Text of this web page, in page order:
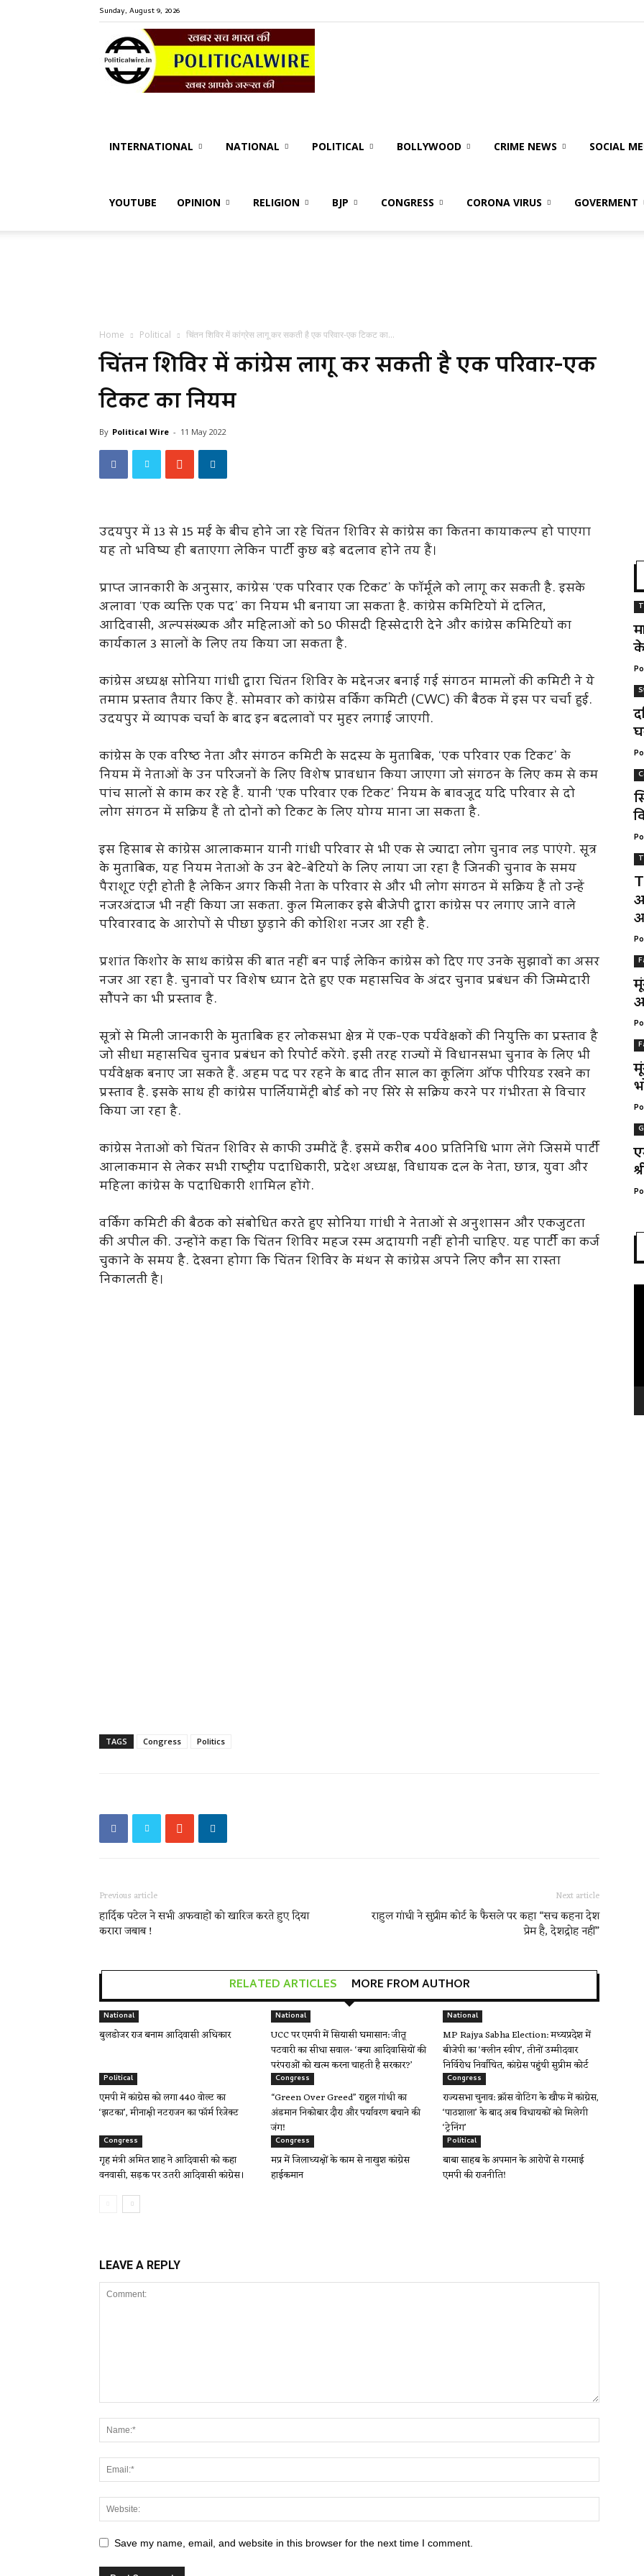
Sunday, August 9, 2026
INTERNATIONAL NATIONAL POLITICAL BOLLYWOOD CRIME NEWS SOCIAL
YOUTUBE OPINION RELIGION BJP CONGRESS CORONA VIRUS GOVERMENT
Home Political चिंतन शिविर में कांग्रेस लागू कर सकती है एक परिवार-एक टिकट का...
चिंतन शिविर में कांग्रेस लागू कर सकती है एक परिवार-एक
टिकट का नियम
By Political Wire - 11 May 2022
उदयपुर में 13 से 15 मई के बीच होने जा रहे चिंतन शिविर से कांग्रेस का कितना कायाकल्प हो पाएगा
यह तो भविष्य ही बताएगा लेकिन पार्टी कुछ बड़े बदलाव होने तय हैं।
प्राप्त जानकारी के अनुसार, कांग्रेस ‘एक परिवार एक टिकट’ के फॉर्मूले को लागू कर सकती है. इसके
अलावा ‘एक व्यक्ति एक पद’ का नियम भी बनाया जा सकता है. कांग्रेस कमिटियों में दलित,
आदिवासी, अल्पसंख्यक और महिलाओं को 50 फीसदी हिस्सेदारी देने और कांग्रेस कमिटियों का
कार्यकाल 3 सालों के लिए तय किया जा सकता है.
कांग्रेस अध्यक्ष सोनिया गांधी द्वारा चिंतन शिविर के मद्देनजर बनाई गई संगठन मामलों की कमिटी ने ये
तमाम प्रस्ताव तैयार किए हैं. सोमवार को कांग्रेस वर्किंग कमिटी (CWC) की बैठक में इस पर चर्चा हुई.
उदयपुर में व्यापक चर्चा के बाद इन बदलावों पर मुहर लगाई जाएगी.
कांग्रेस के एक वरिष्ठ नेता और संगठन कमिटी के सदस्य के मुताबिक, ‘एक परिवार एक टिकट’ के
नियम में नेताओं के उन परिजनों के लिए विशेष प्रावधान किया जाएगा जो संगठन के लिए कम से कम
पांच सालों से काम कर रहे हैं. यानी ‘एक परिवार एक टिकट’ नियम के बावजूद यदि परिवार से दो
लोग संगठन में सक्रिय हैं तो दोनों को टिकट के लिए योग्य माना जा सकता है.
इस हिसाब से कांग्रेस आलाकमान यानी गांधी परिवार से भी एक से ज्यादा लोग चुनाव लड़ पाएंगे. सूत्र
के मुताबिक, यह नियम नेताओं के उन बेटे-बेटियों के लिए लाया जा रहा है जिनकी चुनाव के समय
पैराशूट एंट्री होती है लेकिन अगर किसी नेता के परिवार से और भी लोग संगठन में सक्रिय हैं तो उन्हें
नजरअंदाज भी नहीं किया जा सकता. कुल मिलाकर इसे बीजेपी द्वारा कांग्रेस पर लगाए जाने वाले
परिवारवाद के आरोपों से पीछा छुड़ाने की कोशिश नजर आ रही है.
प्रशांत किशोर के साथ कांग्रेस की बात नहीं बन पाई लेकिन कांग्रेस को दिए गए उनके सुझावों का असर
नजर आ रहा है. चुनावों पर विशेष ध्यान देते हुए एक महासचिव के अंदर चुनाव प्रबंधन की जिम्मेदारी
सौंपने का भी प्रस्ताव है.
सूत्रों से मिली जानकारी के मुताबिक हर लोकसभा क्षेत्र में एक-एक पर्यवेक्षकों की नियुक्ति का प्रस्ताव है
जो सीधा महासचिव चुनाव प्रबंधन को रिपोर्ट करेंगे. इसी तरह राज्यों में विधानसभा चुनाव के लिए भी
पर्यवेक्षक बनाए जा सकते हैं. अहम पद पर रहने के बाद तीन साल का कूलिंग ऑफ पीरियड रखने का
प्रस्ताव है. इसके साथ ही कांग्रेस पार्लियामेंट्री बोर्ड को नए सिरे से सक्रिय करने पर गंभीरता से विचार
किया जा रहा है.
कांग्रेस नेताओं को चिंतन शिविर से काफी उम्मीदें हैं. इसमें करीब 400 प्रतिनिधि भाग लेंगे जिसमें पार्टी
आलाकमान से लेकर सभी राष्ट्रीय पदाधिकारी, प्रदेश अध्यक्ष, विधायक दल के नेता, छात्र, युवा और
महिला कांग्रेस के पदाधिकारी शामिल होंगे.
वर्किंग कमिटी की बैठक को संबोधित करते हुए सोनिया गांधी ने नेताओं से अनुशासन और एकजुटता
की अपील की. उन्होंने कहा कि चिंतन शिविर महज रस्म अदायगी नहीं होनी चाहिए. यह पार्टी का कर्ज
चुकाने के समय है. देखना होगा कि चिंतन शिविर के मंथन से कांग्रेस अपने लिए कौन सा रास्ता
निकालती है।
TAGS Congress Politics
Previous article
हार्दिक पटेल ने सभी अफवाहों को खारिज करते हुए दिया
करारा जबाब !
Next article
राहुल गांधी ने सुप्रीम कोर्ट के फैसले पर कहा “सच कहना देश
प्रेम है, देशद्रोह नहीं”
RELATED ARTICLES MORE FROM AUTHOR
National
बुलडोजर राज बनाम आदिवासी अधिकार
National
UCC पर एमपी में सियासी घमासान: जीतू
पटवारी का सीधा सवाल- ‘क्या आदिवासियों की
परंपराओं को खत्म करना चाहती है सरकार?’
National
MP Rajya Sabha Election: मध्यप्रदेश में
बीजेपी का ‘क्लीन स्वीप’, तीनों उम्मीदवार
निर्विरोध निर्वाचित, कांग्रेस पहुंची सुप्रीम कोर्ट
Political
एमपी में कांग्रेस को लगा 440 वोल्ट का
‘झटका’, मीनाक्षी नटराजन का फॉर्म रिजेक्ट
Congress
“Green Over Greed” राहुल गांधी का
अंडमान निकोबार दौरा और पर्यावरण बचाने की
जंग!
Congress
राज्यसभा चुनाव: क्रॉस वोटिंग के खौफ में कांग्रेस,
‘पाठशाला’ के बाद अब विधायकों को मिलेगी
‘ट्रेनिंग’
Congress
गृह मंत्री अमित शाह ने आदिवासी को कहा
वनवासी, सड़क पर उतरी आदिवासी कांग्रेस।
Congress
मप्र में जिलाध्यक्षों के काम से नाखुश कांग्रेस
हाईकमान
Political
बाबा साहब के अपमान के आरोपों से गरमाई
एमपी की राजनीति!
LEAVE A REPLY
Save my name, email, and website in this browser for the next time I comment.